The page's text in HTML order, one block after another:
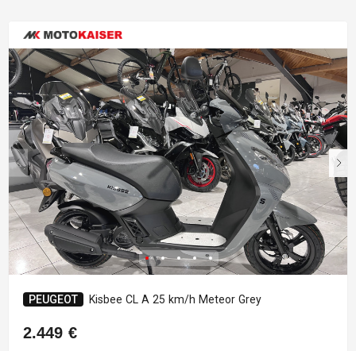
PEUGEOT Kisbee CL A 25 km/h Meteor Grey
2.449 €